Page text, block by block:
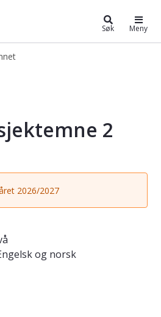
Søk Meny
2 -
2
2026/2027
og norsk